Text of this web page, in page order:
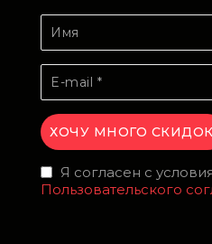
Я согласен с
Пользовательского